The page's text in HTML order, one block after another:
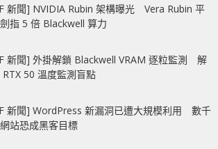
新聞] NVIDIA Rubin 架構曝光 Vera Rubin 平
指 5 倍 Blackwell 算力
新聞] 外掛解鎖 Blackwell VRAM 逐粒監測 解
RTX 50 溫度監測盲點
新聞] WordPress 新漏洞已遭大規模利用 數千
站恐成黑客目標